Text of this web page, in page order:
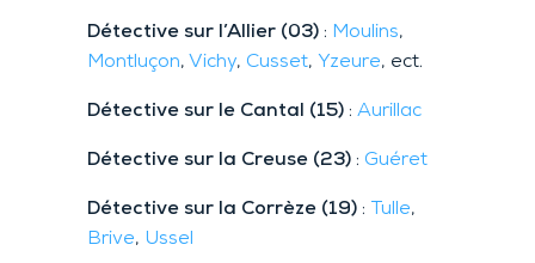
Détective sur l’Allier (03): Moulins,
Montluçon, Vichy, Cusset, Yzeure, ect.
Détective sur le Cantal (15): Aurillac
Détective sur la Creuse (23): Guéret
Détective sur la Corrèze (19): Tulle,
Brive, Ussel